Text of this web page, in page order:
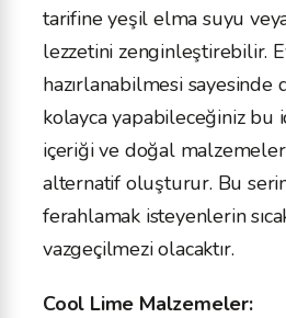
tarifine yeşil elma suyu
lezzetini zenginleştirebilir.
hazırlanabilmesi sayesinde
kolayca yapabileceğiniz bu
içeriği ve doğal
alternatif oluşturur. Bu
ferahlamak isteyenlerin
vazgeçilmezi olacaktır.
Cool Lime Malzemeler: